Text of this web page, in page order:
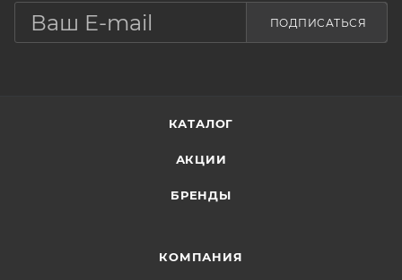
очищенную кожу лица.
ПОДПИСАТЬСЯ
КАТАЛОГ
АКЦИИ
БРЕНДЫ
КОМПАНИЯ